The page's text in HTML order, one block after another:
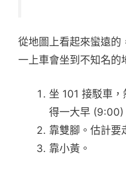
從地圖上看起來蠻遠的
一上車會坐到不知名的
坐 101 接駁車
得一大早 (9:00)
靠雙腳。估計
靠小黃。